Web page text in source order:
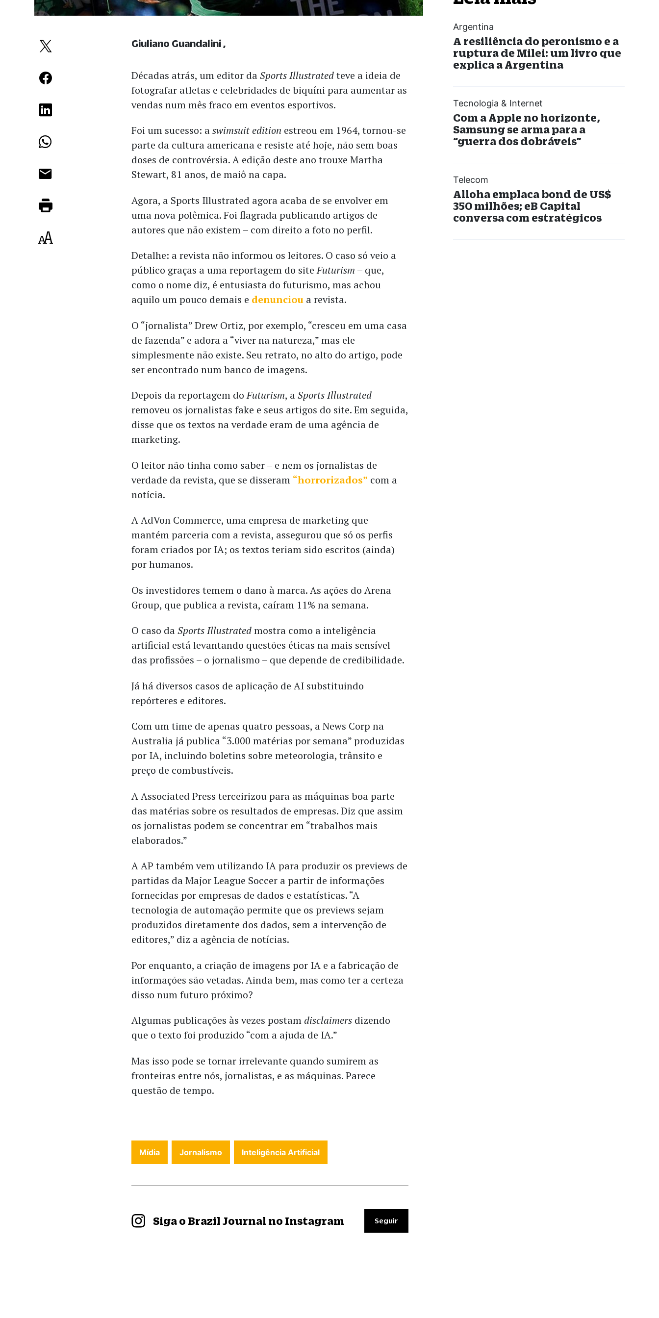
Décadas atrás, um editor daSports Illustratedteve a ideia de
fotografar atletas e celebridades de biquíni para aumentar as
vendas num mês fraco em eventos esportivos.
Foi um sucesso: aswimsuit edition estreou em 1964, tornou-se
parte da cultura americana e resiste até hoje, não sem boas
doses de controvérsia. A edição deste ano trouxe Martha
Stewart, 81 anos, de maiô na capa.
Agora, a Sports Illustrated agora acaba de se envolver em
uma nova polêmica. Foi flagrada publicando artigos de
autores que não existem – com direito a foto no perfil.
Detalhe: a revista não informou os leitores. O caso só veio a
público graças a uma reportagem do siteFuturism – que,
como o nome diz, é entusiasta do futurismo, mas achou
aquilo um pouco demais e denunciou a revista.
O “jornalista” Drew Ortiz, por exemplo, “cresceu em uma casa
de fazenda” e adora a “viver na natureza,” mas ele
simplesmente não existe. Seu retrato, no alto do artigo, pode
ser encontrado num banco de imagens.
Depois da reportagem doFuturism, aSports Illustrated
removeu os jornalistas fake e seus artigos do site. Em seguida,
disse que os textos na verdade eram de uma agência de
marketing.
O leitor não tinha como saber – e nem os jornalistas de
verdade da revista, que se disseram “horrorizados” com a
notícia.
A AdVon Commerce, uma empresa de marketing que
mantém parceria com a revista, assegurou que só os perfis
foram criados por IA; os textos teriam sido escritos (ainda)
por humanos.
Os investidores temem o dano à marca. As ações do Arena
Group, que publica a revista, caíram 11% na semana.
O caso daSports Illustratedmostra como a inteligência
artificial está levantando questões éticas na mais sensível
das profissões – o jornalismo – que depende de credibilidade.
Já há diversos casos de aplicação de AI substituindo
repórteres e editores.
Com um time de apenas quatro pessoas, a News Corp na
Australia já publica “3.000 matérias por semana” produzidas
por IA, incluindo boletins sobre meteorologia, trânsito e
preço de combustíveis.
A Associated Press terceirizou para as máquinas boa parte
das matérias sobre os resultados de empresas. Diz que assim
os jornalistas podem se concentrar em “trabalhos mais
elaborados.”
A AP também vem utilizando IA para produzir os previews de
partidas da Major League Soccer a partir de informações
fornecidas por empresas de dados e estatísticas. “A
tecnologia de automação permite que os previews sejam
produzidos diretamente dos dados, sem a intervenção de
editores,” diz a agência de notícias.
Por enquanto, a criação de imagens por IA e a fabricação de
informações são vetadas. Ainda bem, mas como ter a certeza
disso num futuro próximo?
Algumas publicações às vezes postam disclaimers dizendo
que o texto foi produzido “com a ajuda de IA.”
Mas isso pode se tornar irrelevante quando sumirem as
fronteiras entre nós, jornalistas, e as máquinas. Parece
questão de tempo.
Giuliano Guandalini
Mídia Jornalismo Inteligência Artificial
Siga o Brazil Journal no Instagram Seguir
Argentina
A resiliência do peronismo e a
ruptura de Milei: um livro que
explica a Argentina
Tecnologia & Internet
Com a Apple no horizonte,
Samsung se arma para a
“guerra dos dobráveis”
Telecom
Alloha emplaca bond de US$
350 milhões; eB Capital
conversa com estratégicos